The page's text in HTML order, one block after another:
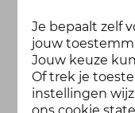
Je bepaalt zelf
jouw
Jouw keuze
Of trek je
instellingen